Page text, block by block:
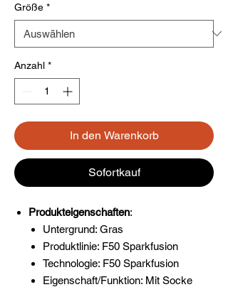
Größe *
Anzahl *
In den Warenkorb
Sofortkauf
Produkteigenschaften:
Untergrund: Gras
Produktlinie: F50 Sparkfusion
Technologie: F50 Sparkfusion
Eigenschaft/Funktion: Mit Socke